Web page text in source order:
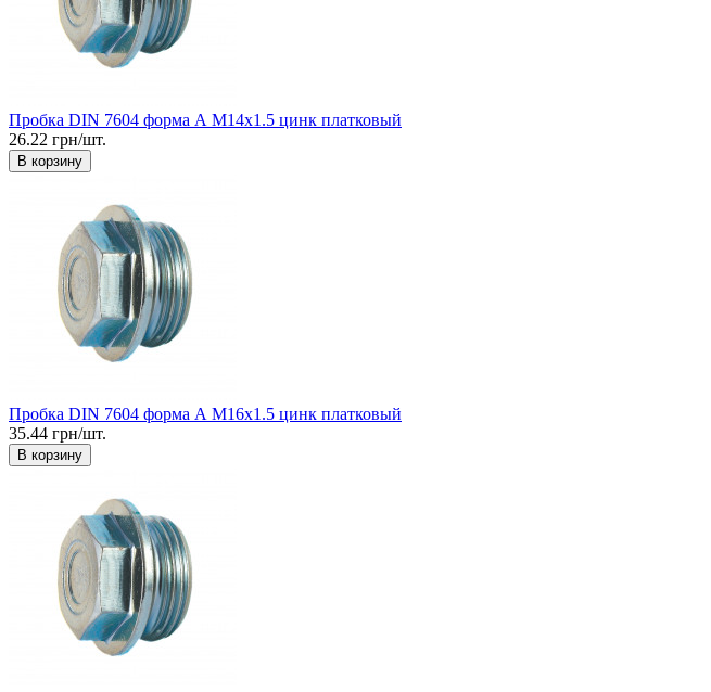
Пробка DIN 7604 форма А М14x1.5 цинк платковый
26.22 грн/шт.
В корзину
Пробка DIN 7604 форма А М16x1.5 цинк платковый
35.44 грн/шт.
В корзину